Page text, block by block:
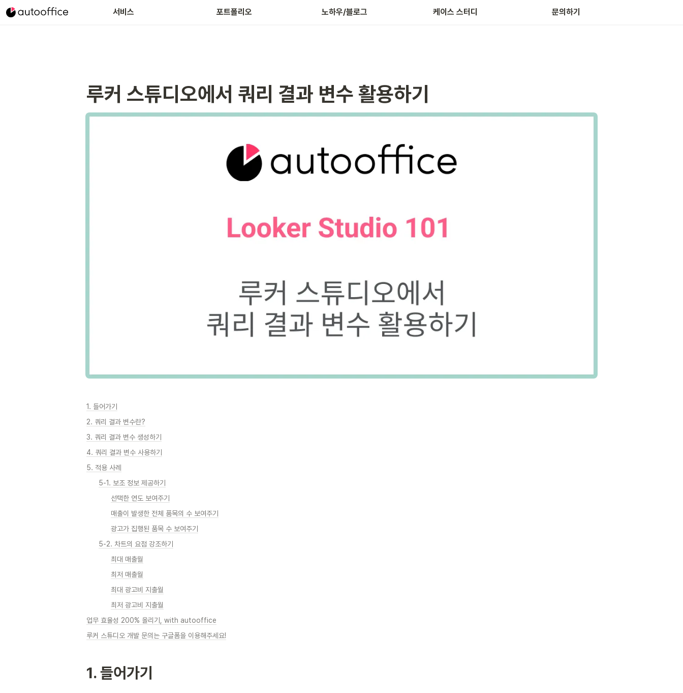
서비스 포트폴리오 노하우/블로그 케이스 스터디 문의하기
루커 스튜디오에서 쿼리 결과 변수 활용하기
1. 들어가기
2. 쿼리 결과 변수란?
3. 쿼리 결과 변수 생성하기
4. 쿼리 결과 변수 사용하기
5. 적용 사례
5-1. 보조 정보 제공하기
선택한 연도 보여주기
매출이 발생한 전체 품목의 수 보여주기
광고가 집행된 품목 수 보여주기
5-2. 차트의 요점 강조하기
최대 매출월
최저 매출월
최대 광고비 지출월
최저 광고비 지출월
업무 효율성 200% 올리기, with autooffice
루커 스튜디오 개발 문의는 구글폼을 이용해주세요!
1. 들어가기